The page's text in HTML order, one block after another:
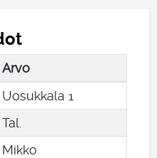
Arvo
Uosukkala 1
Tal.
Mikko